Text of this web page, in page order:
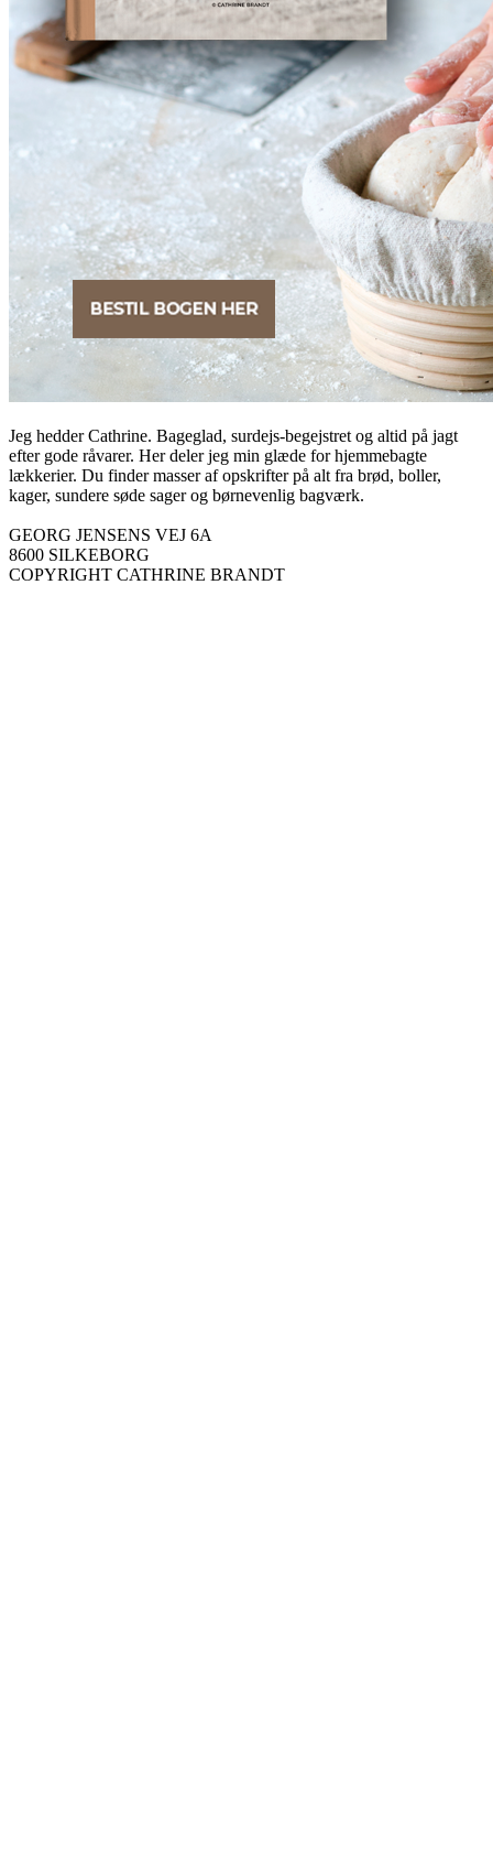
Jeg hedder Cathrine. Bageglad, surdejs-begejstret og altid på jagt
efter gode råvarer. Her deler jeg min glæde for hjemmebagte
lækkerier. Du finder masser af opskrifter på alt fra brød, boller,
kager, sundere søde sager og børnevenlig bagværk.
GEORG JENSENS VEJ 6A
8600 SILKEBORG
COPYRIGHT CATHRINE BRANDT